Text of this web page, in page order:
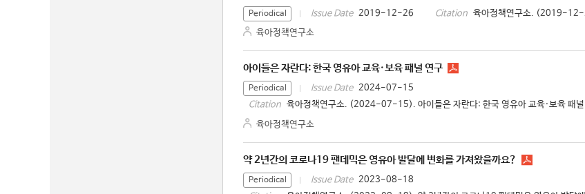
Periodical Issue Date 2019-12-26 Citation 육아정책연구소. (2019-12-
육아정책연구소
아이들은 자란다: 한국 영유아 교육·보육 패널 연구
Periodical Issue Date 2024-07-15
Citation 육아정책연구소. (2024-07-15). 아이들은 자란다: 한국 영유아 교육·보육 패
육아정책연구소
약 2년간의 코로나19 팬데믹은 영유아 발달에 변화를 가져왔을까요?
Periodical Issue Date 2023-08-18